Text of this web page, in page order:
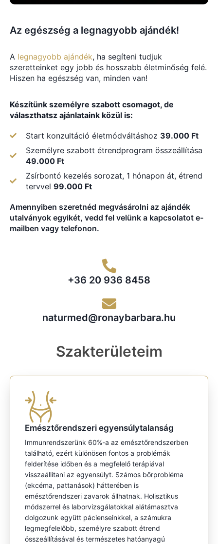
Az egészség a legnagyobb ajándék!
A legnagyobb ajándék, ha segíteni tudjuk
szeretteinket egy jobb és hosszabb életminőség felé.
Hiszen ha egészség van, minden van!
Készítünk személyre szabott csomagot, de
választhatsz ajánlataink közül is:
Start konzultáció életmódváltáshoz 39.000 Ft
Személyre szabott étrendprogram összeállítása
49.000 Ft
Zsírbontó kezelés sorozat, 1 hónapon át, étrend
tervvel 99.000 Ft
Amennyiben szeretnéd megvásárolni az ajándék
utalványok egyikét, vedd fel velünk a kapcsolatot e-
mailben vagy telefonon.
+36 20 936 8458
naturmed@ronaybarbara.hu
Szakterületeim
Emésztőrendszeri egyensúlytalanság
Immunrendszerünk 60%-a az emésztőrendszerben
található, ezért különösen fontos a problémák
felderítése időben és a megfelelő terápiával
visszaállítani az egyensúlyt. Számos bőrprobléma
(ekcéma, pattanások) hátterében is
emésztőrendszeri zavarok állhatnak. Holisztikus
módszerrel és laborvizsgálatokkal alátámasztva
dolgozunk együtt pácienseinkkel, a számukra
legmegfelelőbb, személyre szabott étrend
összeállításával és természetes hatóanyagú